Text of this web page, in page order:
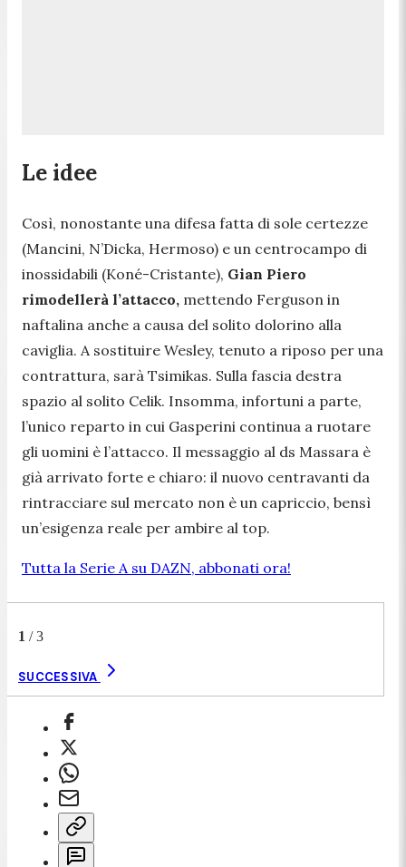
Le idee
Così, nonostante una difesa fatta di sole certezze
(Mancini, N’Dicka, Hermoso) e un centrocampo di
inossidabili (Koné-Cristante), Gian Piero
rimodellerà l’attacco, mettendo Ferguson in
naftalina anche a causa del solito dolorino alla
caviglia. A sostituire Wesley, tenuto a riposo per una
contrattura, sarà Tsimikas. Sulla fascia destra
spazio al solito Celik. Insomma, infortuni a parte,
l’unico reparto in cui Gasperini continua a ruotare
gli uomini è l’attacco. Il messaggio al ds Massara è
già arrivato forte e chiaro: il nuovo centravanti da
rintracciare sul mercato non è un capriccio, bensì
un’esigenza reale per ambire al top.
Tutta la Serie A su DAZN, abbonati ora!
1 /3
SUCCESSIVA